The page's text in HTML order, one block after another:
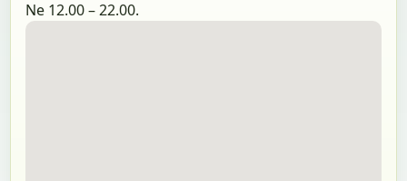
Ne 12.00 – 22.00.